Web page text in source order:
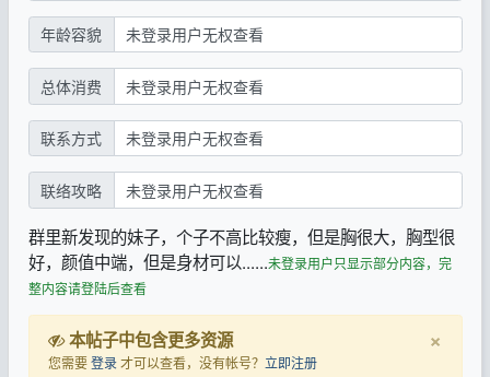
年龄容貌 未登录用户无权查看
总体消费 未登录用户无权查看
联系方式 未登录用户无权查看
联络攻略 未登录用户无权查看
群里新发现的妹子，个子不高比较瘦，但是胸很大，胸型很
好，颜值中端，但是身材可以......未登录用户只显示部分内容，完
整内容请登陆后查看
本帖子中包含更多资源
您需要登录才可以查看，没有帐号？ 立即注册
×